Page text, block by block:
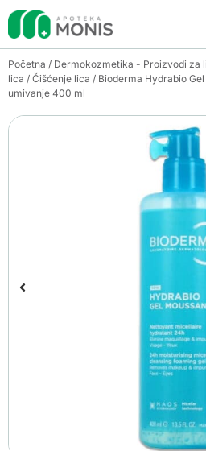
Početna / Dermokozmetika - Proizvodi za
lica / Čišćenje lica / Bioderma Hydrabio
umivanje 400 ml